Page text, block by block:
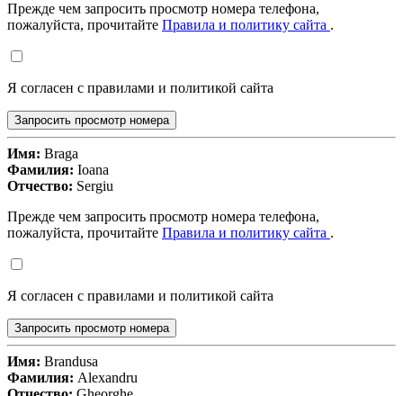
Прежде чем запросить просмотр номера телефона,
пожалуйста, прочитайте Правила и политику сайта .
Я согласен с правилами и политикой сайта
Запросить просмотр номера
Имя: Braga
Фамилия: Ioana
Отчество: Sergiu
Прежде чем запросить просмотр номера телефона,
пожалуйста, прочитайте Правила и политику сайта .
Я согласен с правилами и политикой сайта
Запросить просмотр номера
Имя: Brandusa
Фамилия: Alexandru